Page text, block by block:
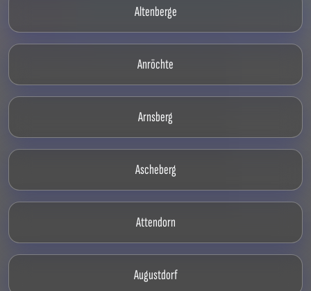
Altenberge
Anröchte
Arnsberg
Ascheberg
Attendorn
Augustdorf